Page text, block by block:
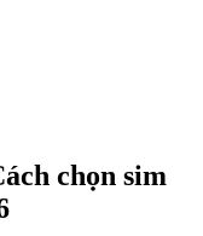
chọn sim